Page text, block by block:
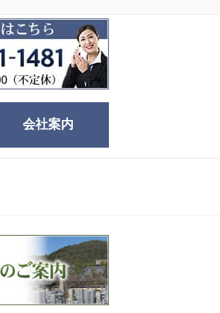
会社案内